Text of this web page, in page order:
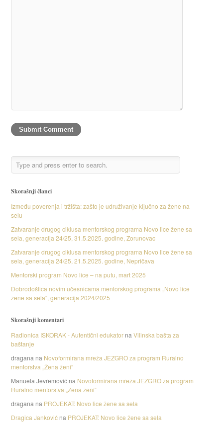
Skorašnji članci
Između poverenja i tržišta: zašto je udruživanje ključno za žene na
selu
Zatvaranje drugog ciklusa mentorskog programa Novo lice žene sa
sela, generacija 24/25, 31.5.2025. godine, Zorunovac
Zatvaranje drugog ciklusa mentorskog programa Novo lice žene sa
sela, generacija 24/25, 21.5.2025. godine, Nepričava
Mentorski program Novo lice – na putu, mart 2025
Dobrodošlica novim učesnicama mentorskog programa „Novo lice
žene sa sela“, generacija 2024/2025
Skorašnji komentari
Radionica ISKORAK - Autentični edukatorna Vilinska bašta za
baštanje
dragana na Novoformirana mreža JEZGRO za program Ruralno
mentorstva „Žena ženi“
Manuela Jevremovićna Novoformirana mreža JEZGRO za program
Ruralno mentorstva „Žena ženi“
dragana na PROJEKAT: Novo lice žene sa sela
Dragica Jankovićna PROJEKAT: Novo lice žene sa sela